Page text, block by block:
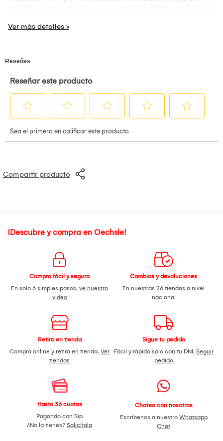
estacionado, lo que sugiere su uso para vigilancia en
Compartir producto
¡Descubre y compra en Oechsle!
Compra fácil y seguro
En solo 6 simples pasos, ve nuestro
video
Cambios y devoluciones
En nuestras 26 tiendas a nivel
nacional
Retiro en tienda
Compra online y retira en tienda. Ver
tiendas
Sigue tu pedido
Fácil y rápido sólo con tu DNI. Seguir
pedido
Hasta 36 cuotas
Pagando con Sip
¿No la tienes? Solicítala
Chatea con nosotros
Escríbenos a nuestro Whatsapp
Chat